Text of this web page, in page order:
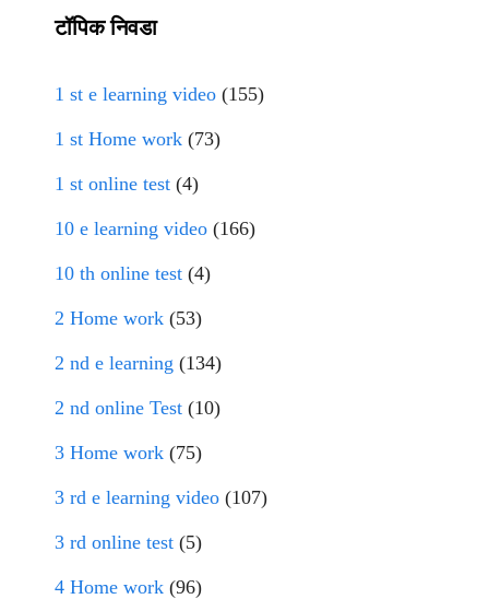
टॉपिक निवडा
1 st e learning video (155)
1 st Home work (73)
1 st online test (4)
10 e learning video (166)
10 th online test (4)
2 Home work (53)
2 nd e learning (134)
2 nd online Test (10)
3 Home work (75)
3 rd e learning video (107)
3 rd online test (5)
4 Home work (96)